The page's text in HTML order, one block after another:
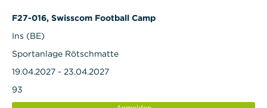
F27-016, Swisscom Football Camp
Ins (BE)
Sportanlage Rötschmatte
19.04.2027 - 23.04.2027
93